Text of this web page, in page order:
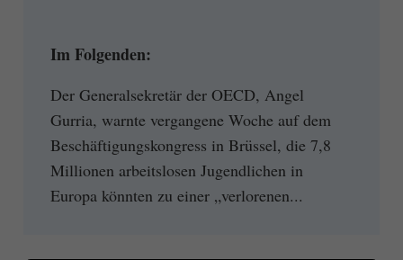
Im Folgenden:
Der Generalsekretär der OECD, Angel
Gurria, warnte vergangene Woche auf dem
Beschäftigungskongress in Brüssel, die 7,8
Millionen arbeitslosen Jugendlichen in
Europa könnten zu einer „verlorenen...